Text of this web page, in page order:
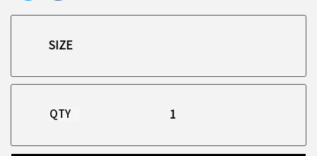
QTY